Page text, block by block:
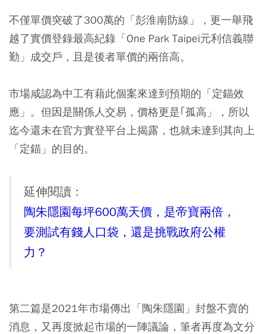
不僅單價突破了300萬的「彭淮南防線」，更一舉飛
越了實價登錄最高紀錄「One Park Taipei元利信義聯
勤」成交戶，且是後者單價的兩倍高。
市場咸認為中工有藉此個案來達到預期的「定錨效
應」。但因是關係人交易，價格更是｢孤高」，所以
迄今還未在官方實登平台上揭露，也就未達到其向上
「定錨」的目的。
延伸閱讀：
陶朱隱園每坪600萬天價，是帝寶兩倍，
要測試有錢人口袋，還是挑戰政府公權
力？
第二篇是2021年市場傳出「陶朱隱園」封盤不賣的
消息，又再度掀起市場的一陣議論，筆者再度為文分